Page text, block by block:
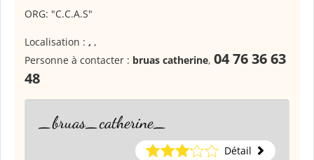
ORG: "C.C.A.S"
Localisation : , ,
Personne à contacter : bruas catherine, 04 76 36 63
48
_bruas_catherine_
Détail